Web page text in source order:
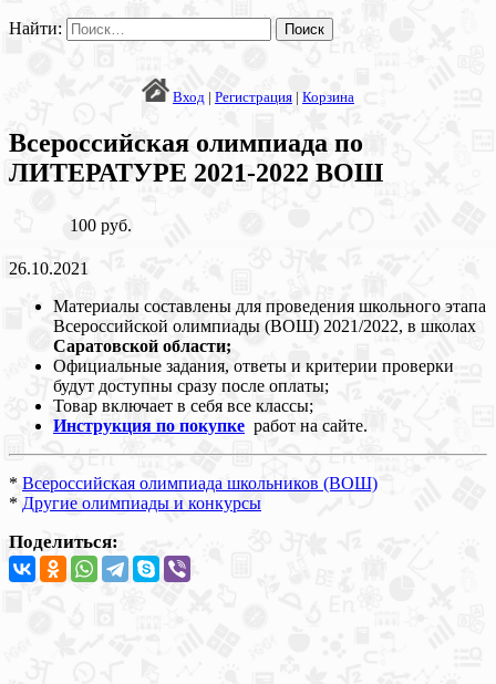
Найти:
Вход | Регистрация | Корзина
Всероссийская олимпиада по
ЛИТЕРАТУРЕ 2021-2022 ВОШ
100 руб.
26.10.2021
Материалы составлены для проведения школьного этапа
Всероссийской олимпиады (ВОШ) 2021/2022, в школах
Саратовской области;
Официальные задания, ответы и критерии проверки
будут доступны сразу после оплаты;
Товар включает в себя все классы;
Инструкция по покупке работ на сайте.
* Всероссийская олимпиада школьников (ВОШ)
* Другие олимпиады и конкурсы
Поделиться: